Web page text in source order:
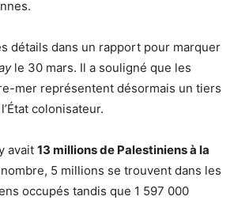
détails dans un rapport pour marquer
le 30 mars. Il a souligné que les
mer représentent désormais un tiers
colonisateur.
avait 13 millions de Palestiniens à la
5 millions se trouvent dans les
occupés tandis que 1 597 000